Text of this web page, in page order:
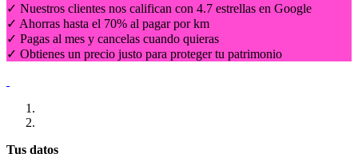
✓ Nuestros clientes nos califican con 4.7 estrellas en Google
✓ Ahorras hasta el 70% al pagar por km
✓ Pagas al mes y cancelas cuando quieras
✓ Obtienes un precio justo para proteger tu patrimonio
Tus datos